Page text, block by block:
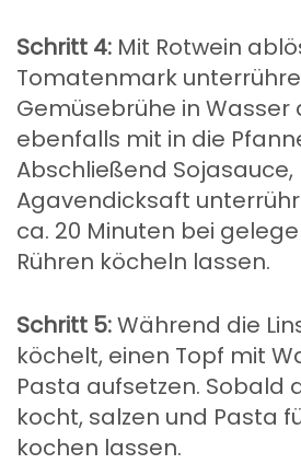
Schritt 4: Mit Rotwein
Tomatenmark
Gemüsebrühe in Wasser
ebenfalls mit in die
Abschließend
Agavendicksaft
ca. 20 Minuten bei
Rühren köcheln lassen.
Schritt 5:Während die
köchelt, einen Topf mit
Pasta aufsetzen. Sobald
kocht, salzen und Pasta
kochen lassen.